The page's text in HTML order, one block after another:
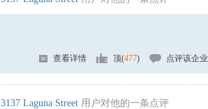
查看详情 顶(477) 点评该企业
3137 Laguna Street 用户对他的一条点评